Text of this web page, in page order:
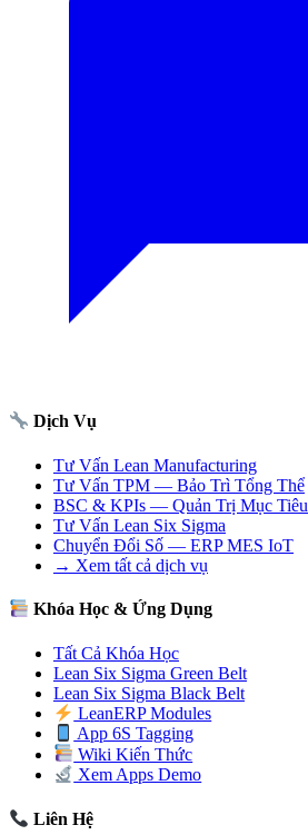
Dịch Vụ
Tư Vấn Lean Manufacturing
Tư Vấn TPM — Bảo Trì Tổng Thể
BSC & KPIs — Quản Trị Mục Tiêu
Tư Vấn Lean Six Sigma
Chuyển Đổi Số — ERP MES IoT
→ Xem tất cả dịch vụ
Khóa Học & Ứng Dụng
Tất Cả Khóa Học
Lean Six Sigma Green Belt
Lean Six Sigma Black Belt
LeanERP Modules
App 6S Tagging
Wiki Kiến Thức
Xem Apps Demo
Liên Hệ